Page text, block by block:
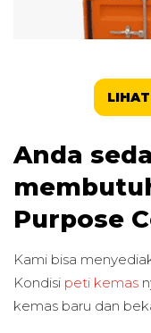
Anda
Purpose
Kami bisa
Kondisi peti kemas
kemas baru dan